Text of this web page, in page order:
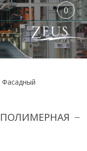
0
Фасадный